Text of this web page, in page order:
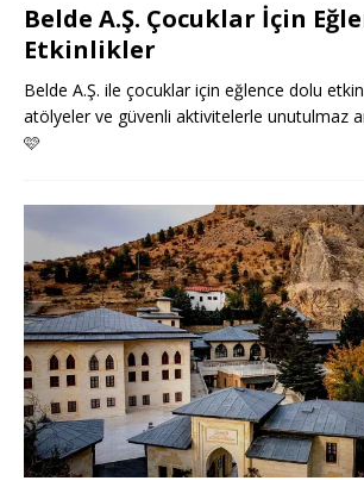
Belde A.Ş. Çocuklar İçin
Etkinlikler
Belde A.Ş. ile çocuklar için eğlence dolu
atölyeler ve güvenli aktivitelerle unutulmaz
🩷